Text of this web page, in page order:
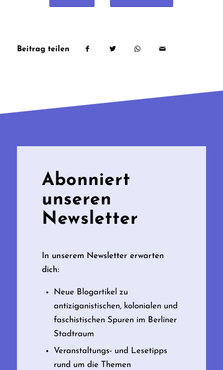
Beitrag teilen
Abonniert
unseren
Newsletter
In unserem Newsletter erwarten
dich:
Neue Blogartikel zu
antiziganistischen, kolonialen und
faschistischen Spuren im Berliner
Stadtraum
Veranstaltungs- und Lesetipps
rund um die Themen